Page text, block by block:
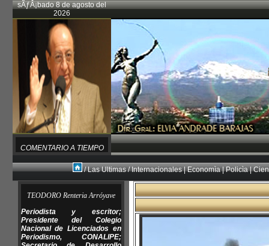
sÃƒÂ¡bado 8 de agosto del
2026
COMENTARIO A TIEMPO
/Las Ultimas/Internacionales|Economìa|Policìa|
TEODORO Renteria Arróyave
Periodista y escritor;
Presidente del Colegio
Nacional de Licenciados en
Periodismo, CONALIPE;